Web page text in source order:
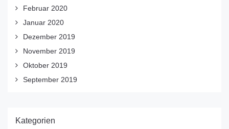
Februar 2020
Januar 2020
Dezember 2019
November 2019
Oktober 2019
September 2019
Kategorien